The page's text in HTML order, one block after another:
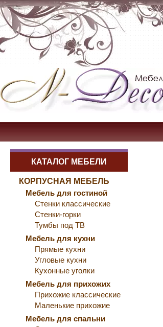
КАТАЛОГ МЕБЕЛИ
КОРПУСНАЯ МЕБЕЛЬ
Мебель для гостиной
Стенки классические
Стенки-горки
Тумбы под ТВ
Мебель для кухни
Прямые кухни
Угловые кухни
Кухонные уголки
Мебель для прихожих
Прихожие классические
Маленькие прихожие
Мебель для спальни